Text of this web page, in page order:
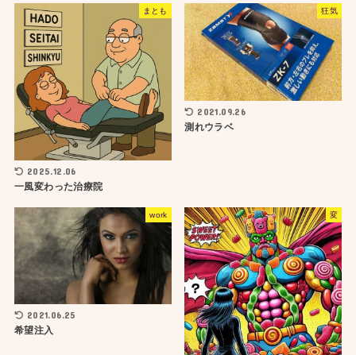
まとも
2025.12.06
一風変わった治療院
狂気
2021.09.26
測れウラベ
work
2021.06.25
希望注入
変